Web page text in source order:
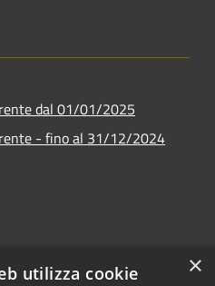
dal 01/01/2025
- fino al 31/12/2024
×
utilizza cookie